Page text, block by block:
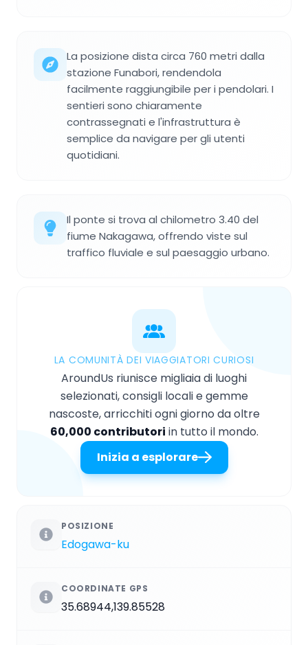
La posizione dista circa 760 metri dalla
stazione Funabori, rendendola
facilmente raggiungibile per i pendolari. I
sentieri sono chiaramente
contrassegnati e l'infrastruttura è
semplice da navigare per gli utenti
quotidiani.
Il ponte si trova al chilometro 3.40 del
fiume Nakagawa, offrendo viste sul
traffico fluviale e sul paesaggio urbano.
LA COMUNITÀ DEI VIAGGIATORI CURIOSI
AroundUs riunisce migliaia di luoghi
selezionati, consigli locali e gemme
nascoste, arricchiti ogni giorno da oltre
60,000 contributori in tutto il mondo.
Inizia a esplorare
POSIZIONE
Edogawa-ku
COORDINATE GPS
35.68944,139.85528